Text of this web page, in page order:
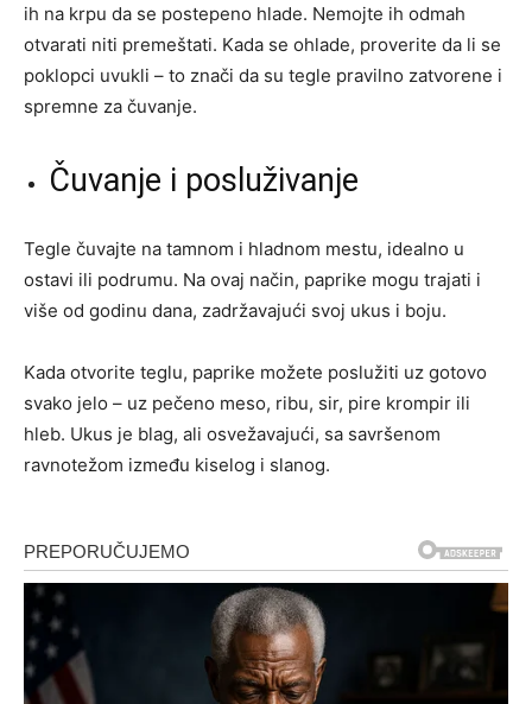
ih na krpu da se postepeno hlade. Nemojte ih odmah
otvarati niti premeštati. Kada se ohlade, proverite da li se
poklopci uvukli – to znači da su tegle pravilno zatvorene i
spremne za čuvanje.
Čuvanje i posluživanje
Tegle čuvajte na tamnom i hladnom mestu, idealno u
ostavi ili podrumu. Na ovaj način, paprike mogu trajati i
više od godinu dana, zadržavajući svoj ukus i boju.
Kada otvorite teglu, paprike možete poslužiti uz gotovo
svako jelo – uz pečeno meso, ribu, sir, pire krompir ili
hleb. Ukus je blag, ali osvežavajući, sa savršenom
ravnotežom između kiselog i slanog.